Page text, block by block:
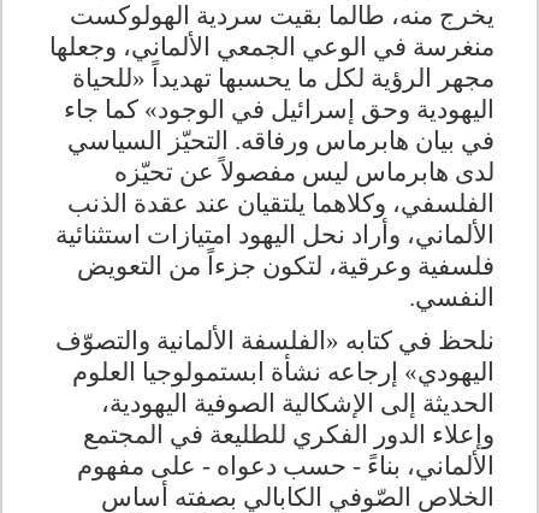
يخرج منه، طالما بقيت سردية الهولوكست
منغرسة في الوعي الجمعي الألماني، وجعلها
مجهر الرؤية لكل ما يحسبها تهديداً «للحياة
اليهودية وحق إسرائيل في الوجود» كما جاء
في بيان هابرماس ورفاقه. التحيّز السياسي
لدى هابرماس ليس مفصولاً عن تحيّزه
الفلسفي، وكلاهما يلتقيان عند عقدة الذنب
الألماني، وأراد نحل اليهود امتيازات استثنائية
فلسفية وعرقية، لتكون جزءاً من التعويض
النفسي.
نلحظ في كتابه «الفلسفة الألمانية والتصوّف
اليهودي» إرجاعه نشأة ابستمولوجيا العلوم
الحديثة إلى الإشكالية الصوفية اليهودية،
وإعلاء الدور الفكري للطليعة في المجتمع
الألماني، بناءً - حسب دعواه - على مفهوم
الخلاص الصّوفي الكابالي بصفته أساس